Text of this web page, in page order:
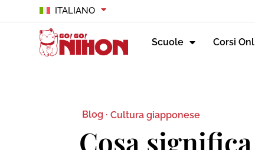
ITALIANO
Scuole Corsi
Blog · Cultura giapponese
Cosa